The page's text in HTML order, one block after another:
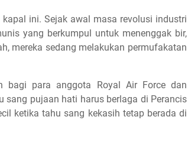
ini. Sejak awal masa revolusi industri
yang berkumpul untuk menenggak bir,
mereka sedang melakukan permufakatan
bagi para anggota Royal Air Force dan
sang pujaan hati harus berlaga di Perancis
ketika tahu sang kekasih tetap berada di